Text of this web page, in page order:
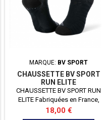
MARQUE: BV SPORT
CHAUSSETTE BV SPORT
RUN ELITE
CHAUSSETTE BV SPORT RUN
ELITE Fabriquées en France,
les socquettes running noir-
gris RUN
Prix
18,00 €